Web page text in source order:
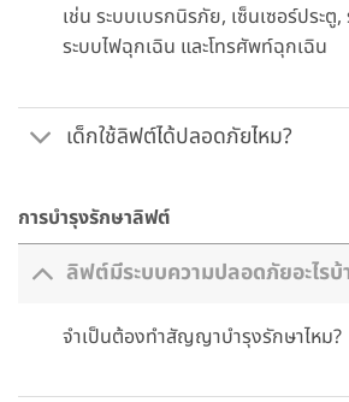
เช่น ระบบเบรกนิรภัย, เซ็นเซอร์ประตู
ระบบไฟฉุกเฉิน และโทรศัพท์ฉุกเฉิน
เด็กใช้ลิฟต์ได้ปลอดภัยไหม?
การบำรุงรักษาลิฟต์
ลิฟต์มีระบบความปลอดภัยอะไรบ้
จำเป็นต้องทำสัญญาบำรุงรักษาไหม?